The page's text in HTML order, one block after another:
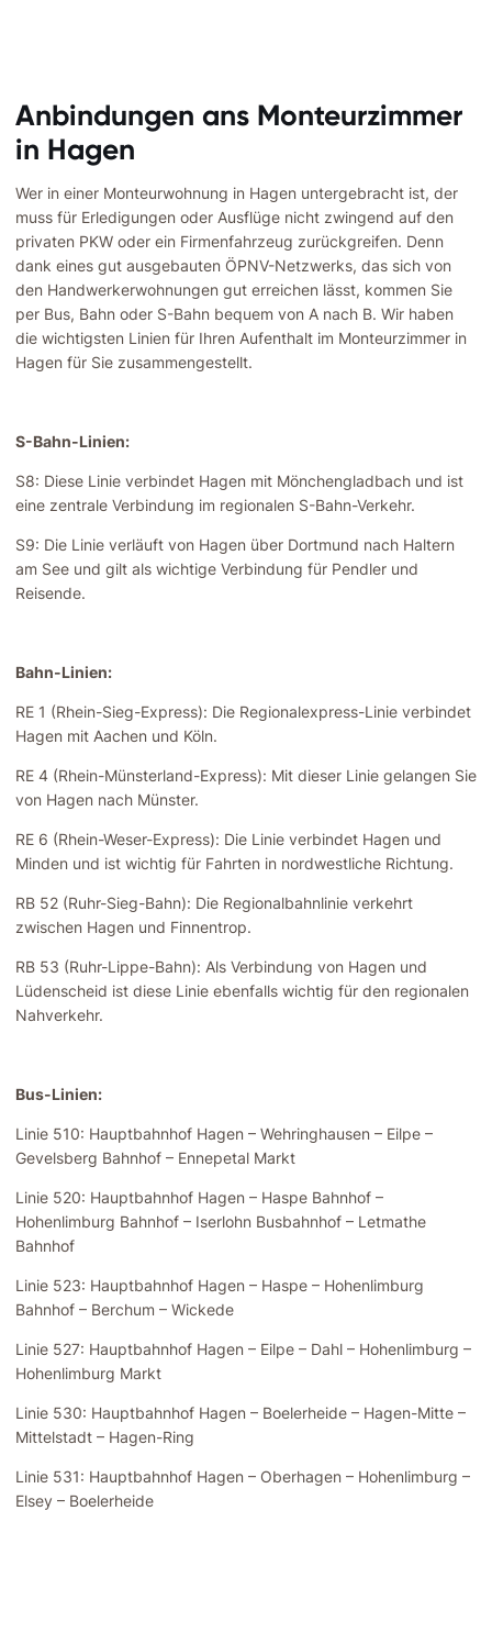
Anbindungen ans Monteurzimmer
in Hagen
Wer in einer Monteurwohnung in Hagen untergebracht ist, der
muss für Erledigungen oder Ausflüge nicht zwingend auf den
privaten PKW oder ein Firmenfahrzeug zurückgreifen. Denn
dank eines gut ausgebauten ÖPNV-Netzwerks, das sich von
den Handwerkerwohnungen gut erreichen lässt, kommen Sie
per Bus, Bahn oder S-Bahn bequem von A nach B. Wir haben
die wichtigsten Linien für Ihren Aufenthalt im Monteurzimmer in
Hagen für Sie zusammengestellt.
S-Bahn-Linien:
S8: Diese Linie verbindet Hagen mit Mönchengladbach und ist
eine zentrale Verbindung im regionalen S-Bahn-Verkehr.
S9: Die Linie verläuft von Hagen über Dortmund nach Haltern
am See und gilt als wichtige Verbindung für Pendler und
Reisende.
Bahn-Linien:
RE 1 (Rhein-Sieg-Express): Die Regionalexpress-Linie verbindet
Hagen mit Aachen und Köln.
RE 4 (Rhein-Münsterland-Express): Mit dieser Linie gelangen Sie
von Hagen nach Münster.
RE 6 (Rhein-Weser-Express): Die Linie verbindet Hagen und
Minden und ist wichtig für Fahrten in nordwestliche Richtung.
RB 52 (Ruhr-Sieg-Bahn): Die Regionalbahnlinie verkehrt
zwischen Hagen und Finnentrop.
RB 53 (Ruhr-Lippe-Bahn): Als Verbindung von Hagen und
Lüdenscheid ist diese Linie ebenfalls wichtig für den regionalen
Nahverkehr.
Bus-Linien:
Linie 510: Hauptbahnhof Hagen – Wehringhausen – Eilpe –
Gevelsberg Bahnhof – Ennepetal Markt
Linie 520: Hauptbahnhof Hagen – Haspe Bahnhof –
Hohenlimburg Bahnhof – Iserlohn Busbahnhof – Letmathe
Bahnhof
Linie 523: Hauptbahnhof Hagen – Haspe – Hohenlimburg
Bahnhof – Berchum – Wickede
Linie 527: Hauptbahnhof Hagen – Eilpe – Dahl – Hohenlimburg –
Hohenlimburg Markt
Linie 530: Hauptbahnhof Hagen – Boelerheide – Hagen-Mitte –
Mittelstadt – Hagen-Ring
Linie 531: Hauptbahnhof Hagen – Oberhagen – Hohenlimburg –
Elsey – Boelerheide